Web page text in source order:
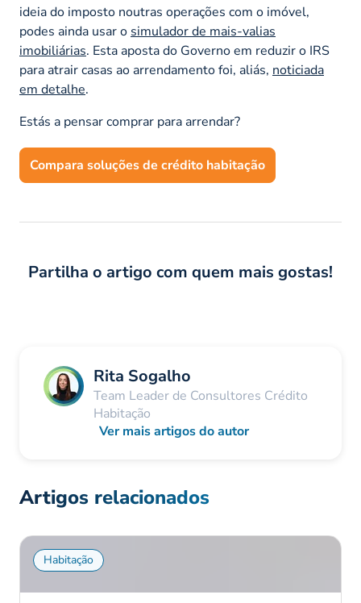
ideia do imposto noutras operações com o imóvel,
podes ainda usar o simulador de mais-valias
imobiliárias. Esta aposta do Governo em reduzir o IRS
para atrair casas ao arrendamento foi, aliás, noticiada
em detalhe.
Estás a pensar comprar para arrendar?
Compara soluções de crédito habitação
Partilha o artigo com quem mais gostas!
Rita Sogalho
Team Leader de Consultores Crédito
Habitação
Ver mais artigos do autor
Artigos relacionados
Habitação